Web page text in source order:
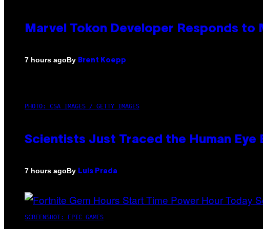
Marvel Tokon Developer Responds to
7 hours agoBy Brent Koepp
PHOTO: CSA IMAGES / GETTY IMAGES
Scientists Just Traced the Human Eye
7 hours agoBy Luis Prada
SCREENSHOT: EPIC GAMES